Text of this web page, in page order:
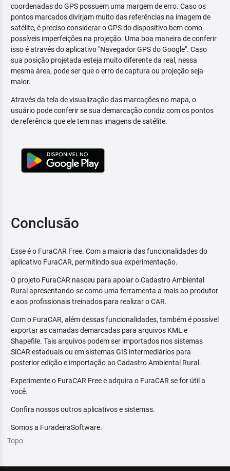
coordenadas do GPS possuem uma margem de erro. Caso os
pontos marcados divirjam muito das referências na imagem de
satélite, é preciso considerar o GPS do dispositivo bem como
possíveis imperfeições na projeção. Uma boa maneira de conferir
isso é através do aplicativo "Navegador GPS do Google". Caso
sua posição projetada esteja muito diferente da real, nessa
mesma área, pode ser que o erro de captura ou projeção seja
maior.
Através da tela de visualização das marcações no mapa, o
usuário pode conferir se sua demarcação condiz com os pontos
de referência que ele tem nas imagens de satélite.
Conclusão
Esse é o FuraCAR Free. Com a maioria das funcionalidades do
aplicativo FuraCAR, permitindo sua experimentação.
O projeto FuraCAR nasceu para apoiar o Cadastro Ambiental
Rural apresentando-se como uma ferramenta a mais ao produtor
e aos profissionais treinados para realizar o CAR.
Com o FuraCAR, além dessas funcionalidades, também é possível
exportar as camadas demarcadas para arquivos KML e
Shapefile. Tais arquivos podem ser importados nos sistemas
SiCAR estaduais ou em sistemas GIS intermediários para
posterior edição e importação ao Cadastro Ambiental Rural.
Experimente o FuraCAR Free e adquira o FuraCAR se for útil a
você.
Confira nossos outros aplicativos e sistemas.
Somos a FuradeiraSoftware.
Topo